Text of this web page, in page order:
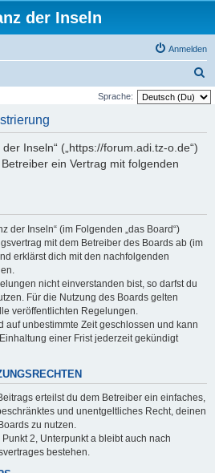
der Inseln
Anmelden
u
Sprache:
Inseln“ („https://forum.adi.tz-o.de“)
ein Vertrag mit folgenden
der Inseln“ (im Folgenden „das Board“)
mit dem Betreiber des Boards ab (im
erklärst dich mit den nachfolgenden
nicht einverstanden bist, so darfst du
Für die Nutzung des Boards gelten
veröffentlichten Regelungen.
auf unbestimmte Zeit geschlossen und kann
einer Frist jederzeit gekündigt
erteilst du dem Betreiber ein einfaches,
und unentgeltliches Recht, deinen
zu nutzen.
2, Unterpunkt a bleibt auch nach
bestehen.